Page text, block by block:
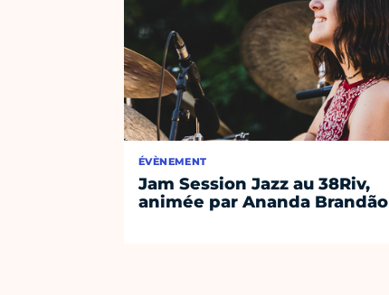
ÉVÈNEMENT
Jam Session Jazz au 38Riv,
animée par Ananda Brandão